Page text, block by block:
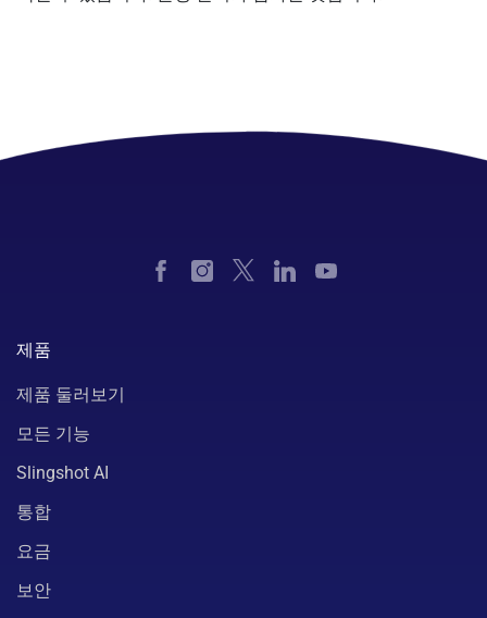
제품
제품 둘러보기
모든 기능
Slingshot AI
통합
요금
보안